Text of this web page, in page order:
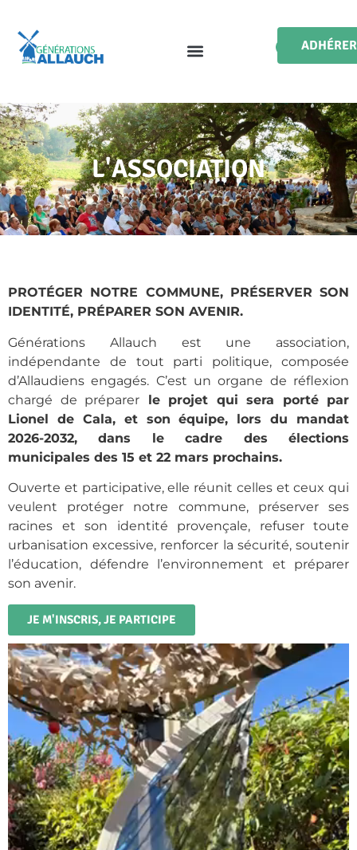
ADHÉRER
L'ASSOCIATION
PROTÉGER NOTRE COMMUNE, PRÉSERVER SON
IDENTITÉ, PRÉPARER SON AVENIR.
Générations Allauch est une association,
indépendante de tout parti politique, composée
d’Allaudiens engagés. C’est un organe de réflexion
chargé de préparer le projet qui sera porté par
Lionel de Cala, et son équipe, lors du mandat
2026-2032, dans le cadre des élections
municipales des 15 et 22 mars prochains.
Ouverte et participative, elle réunit celles et ceux qui
veulent protéger notre commune, préserver ses
racines et son identité provençale, refuser toute
urbanisation excessive, renforcer la sécurité, soutenir
l’éducation, défendre l’environnement et préparer
son avenir.
JE M'INSCRIS, JE PARTICIPE